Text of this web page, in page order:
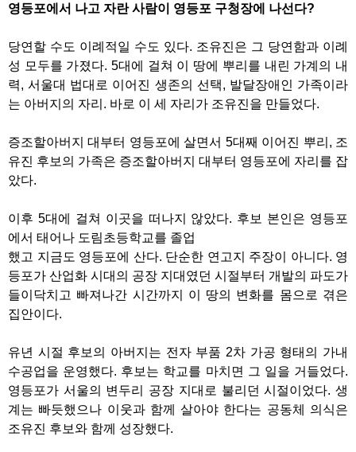
영등포에서 나고 자란 사람이 영등포 구청장에 나선다?
당연할 수도 이례적일 수도 있다. 조유진은 그 당연함과 이례
성 모두를 가졌다. 5대에 걸쳐 이 땅에 뿌리를 내린 가계의 내
력, 서울대 법대로 이어진 생존의 선택, 발달장애인 가족이라
는 아버지의 자리. 바로 이 세 자리가 조유진을 만들었다.
증조할아버지 대부터 영등포에 살면서 5대째 이어진 뿌리, 조
유진 후보의 가족은 증조할아버지 대부터 영등포에 자리를 잡
았다.
이후 5대에 걸쳐 이곳을 떠나지 않았다. 후보 본인은 영등포
에서 태어나 도림초등학교를 졸업
했고 지금도 영등포에 산다. 단순한 연고지 주장이 아니다. 영
등포가 산업화 시대의 공장 지대였던 시절부터 개발의 파도가
들이닥치고 빠져나간 시간까지 이 땅의 변화를 몸으로 겪은
집안이다.
유년 시절 후보의 아버지는 전자 부품 2차 가공 형태의 가내
수공업을 운영했다. 후보는 학교를 마치면 그 일을 거들었다.
영등포가 서울의 변두리 공장 지대로 불리던 시절이었다. 생
계는 빠듯했으나 이웃과 함께 살아야 한다는 공동체 의식은
조유진 후보와 함께 성장했다.